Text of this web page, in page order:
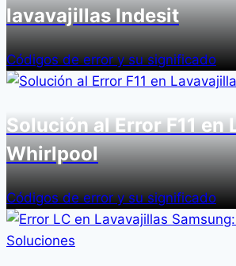
lavavajillas Indesit
Códigos de error y su significado
Solución al Error F11 en
Whirlpool
Códigos de error y su significado